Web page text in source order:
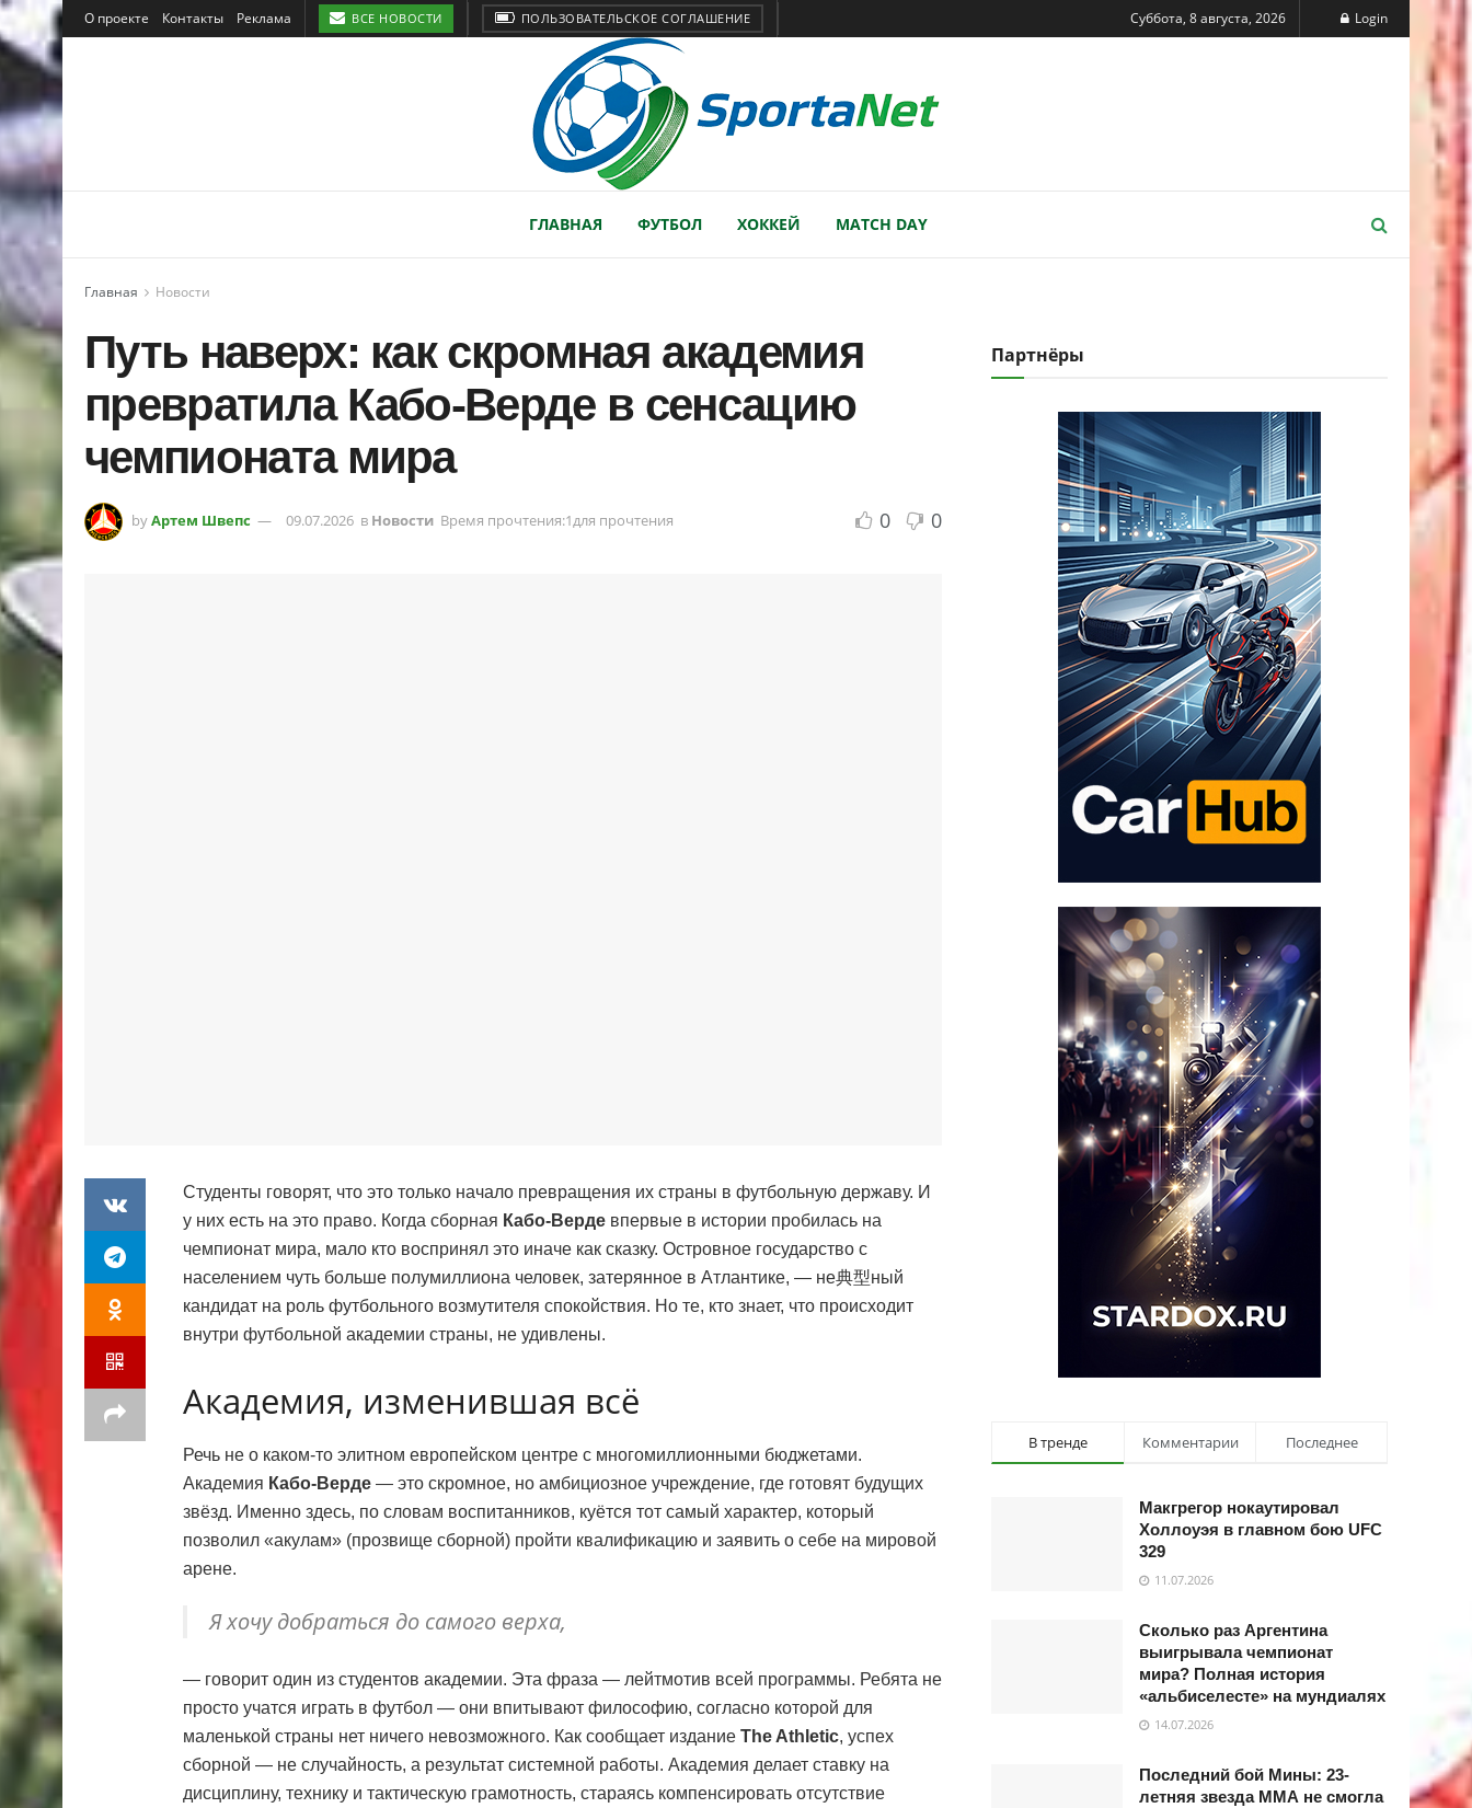
О проекте Контакты Реклама ВСЕ НОВОСТИ ПОЛЬЗОВАТЕЛЬСКОЕ СОГЛАШЕНИЕ Суббота, 8 августа, 2026 Login
ГЛАВНАЯ ФУТБОЛ ХОККЕЙ MATCH DAY
Главная Новости
Путь наверх: как скромная академия
превратила Кабо-Верде в сенсацию
чемпионата мира
byАртем Швепс 09.07.2026 в Новости Время прочтения:1для прочтения 0 0
Студенты говорят, что это только начало превращения их страны в футбольную державу. И
у них есть на это право. Когда сборная Кабо-Верде впервые в истории пробилась на
чемпионат мира, мало кто воспринял это иначе как сказку. Островное государство с
населением чуть больше полумиллиона человек, затерянное в Атлантике, — не典型ный
кандидат на роль футбольного возмутителя спокойствия. Но те, кто знает, что происходит
внутри футбольной академии страны, не удивлены.
Академия, изменившая всё
Речь не о каком-то элитном европейском центре с многомиллионными бюджетами.
Академия Кабо-Верде — это скромное, но амбициозное учреждение, где готовят будущих
звёзд. Именно здесь, по словам воспитанников, куётся тот самый характер, который
позволил «акулам» (прозвище сборной) пройти квалификацию и заявить о себе на мировой
арене.
Я хочу добраться до самого верха,
— говорит один из студентов академии. Эта фраза — лейтмотив всей программы. Ребята не
просто учатся играть в футбол — они впитывают философию, согласно которой для
маленькой страны нет ничего невозможного. Как сообщает издание The Athletic, успех
сборной — не случайность, а результат системной работы. Академия делает ставку на
дисциплину, технику и тактическую грамотность, стараясь компенсировать отсутствие
Партнёры
В тренде Комментарии Последнее
Макгрегор нокаутировал
Холлоуэя в главном бою UFC
329
11.07.2026
Сколько раз Аргентина
выигрывала чемпионат
мира? Полная история
«альбиселесте» на мундиалях
14.07.2026
Последний бой Мины: 23-
летняя звезда ММА не смогла